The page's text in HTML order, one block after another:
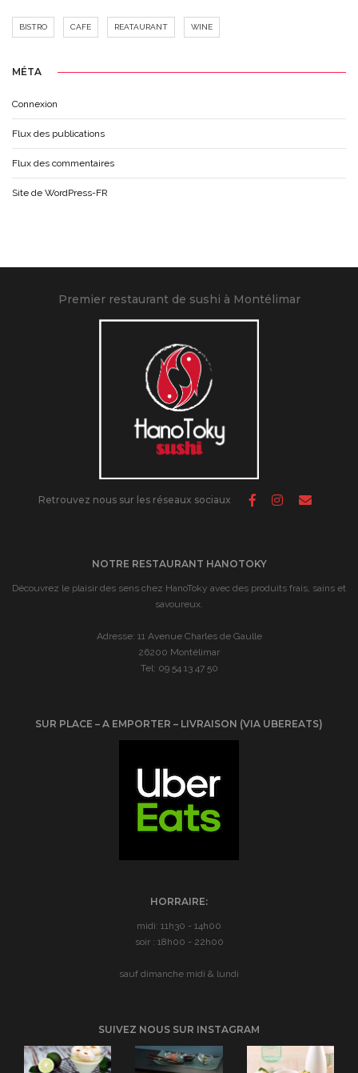
BISTRO CAFE REATAURANT WINE
MÉTA
Connexion
Flux des publications
Flux des commentaires
Site de WordPress-FR
Premier restaurant de sushi à Montélimar
Retrouvez nous sur les réseaux sociaux
NOTRE RESTAURANT HANOTOKY
Découvrez le plaisir des sens chez HanoToky avec des produits frais, sains et
savoureux.
Adresse: 11 Avenue Charles de Gaulle
26200 Montélimar
Tel: 09 54 13 47 50
SUR PLACE – A EMPORTER – LIVRAISON (VIA UBEREATS)
HORRAIRE:
midi: 11h30 - 14h00
soir : 18h00 - 22h00
sauf dimanche midi & lundi
SUIVEZ NOUS SUR INSTAGRAM